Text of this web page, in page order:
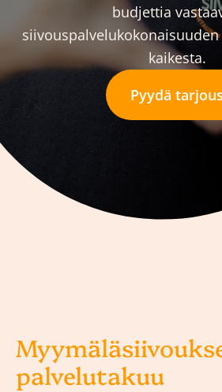
budjettia
kaikesta.
Pyydä tarjous
palvelutakuu